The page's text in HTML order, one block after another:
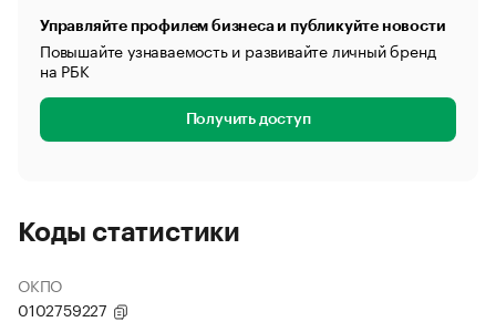
Управляйте профилем бизнеса и публикуйте новости
Повышайте узнаваемость и развивайте личный бренд
на РБК
Получить доступ
Коды статистики
ОКПО
0102759227